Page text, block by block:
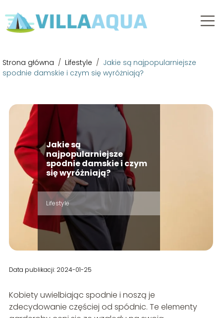
Strona główna / Lifestyle / Jakie są najpopularniejsze
spodnie damskie i czym się wyróżniają?
Jakie są
najpopularniejsze
spodnie damskie i czym
się wyróżniają?
Lifestyle
Data publikacji: 2024-01-25
Kobiety uwielbiając spodnie i noszą je
zdecydowanie częściej od spódnic. Te elementy